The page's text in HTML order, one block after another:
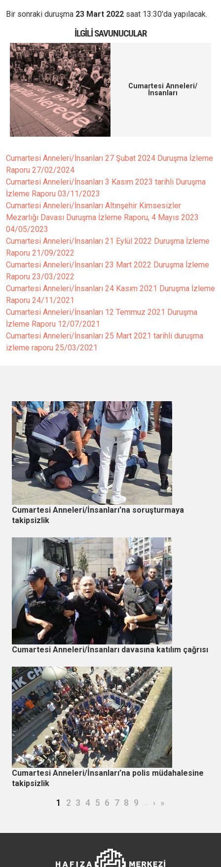
Bir sonraki duruşma 23 Mart 2022 saat 13:30’da yapılacak.
İLGILI SAVUNUCULAR
Cumartesi Anneleri/
İnsanları
Cumartesi Anneleri/İnsanları 27 Şubat 2024 Duruşma İzleme
Raporu 27/02/2024
Cumartesi Anneleri/İnsanları 3 Kasım 2023 tarihli Duruşma
İzleme Raporu 03/11/2023
Cumartesi Anneleri/İnsanları Altınşehir Kimsesizler
Mezarlığı Davası Duruşma İzleme Raporu, 4 Mayıs 2023
04/05/2023
Cumartesi Anneleri/İnsanları 21 Eylül 2022 Duruşma İzleme
Raporu 21/09/2022
Cumartesi Anneleri/İnsanları 23 Mart 2022 Duruşma İzleme
Raporu 23/03/2022
Cumartesi Anneleri/İnsanları 24 Kasım 2021 Duruşma İzleme
Raporu 24/11/2021
Cumartesi Anneleri/İnsanları 12 Temmuz 2021 Duruşma
İzleme Raporu 12/07/2021
Cumartesi Anneleri/İnsanları 25 Mart 2021 tarihli duruşma
izleme raporu 25/03/2021
Cumartesi Anneleri/İnsanları’na soruşturmaya
takipsizlik
Cumartesi Anneleri/İnsanları davasına katılım çağrısı
Cumartesi Anneleri/İnsanları’na polis müdahalesine
takipsizlik
Şu an kullanılan sayfa
1 Page
2 Page
3 Page
4 Page
5 Page
6 Page
7 Page
8 Page
9 … Sonraki sayfa
› Son sayfa
»